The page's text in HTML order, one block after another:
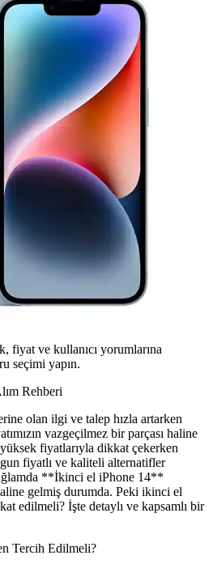
fiyat ve kullanıcı yorumlarına
seçimi yapın.
Rehberi
olan ilgi ve talep hızla artarken
vazgeçilmez bir parçası haline
fiyatlarıyla dikkat çekerken
fiyatlı ve kaliteli alternatifler
**İkinci el iPhone 14**
gelmiş durumda. Peki ikinci el
edilmeli? İşte detaylı ve kapsamlı bir
Tercih Edilmeli?